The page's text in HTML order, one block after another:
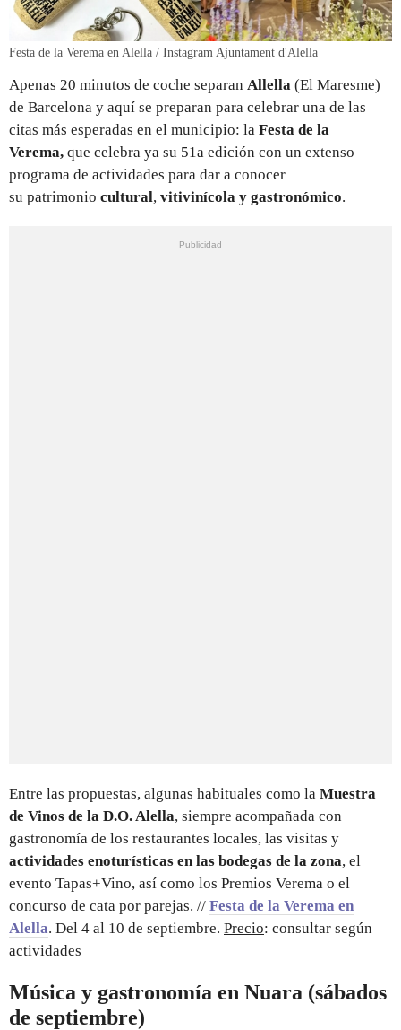
Festa de la Verema en Alella / Instagram Ajuntament d'Alella
Apenas 20 minutos de coche separan Allella (El Maresme)
de Barcelona y aquí se preparan para celebrar una de las
citas más esperadas en el municipio: la Festa de la
Verema, que celebra ya su 51a edición con un extenso
programa de actividades para dar a conocer
su patrimonio cultural, vitivinícola y gastronómico.
Entre las propuestas, algunas habituales como la Muestra
de Vinos de la D.O. Alella, siempre acompañada con
gastronomía de los restaurantes locales, las visitas y
actividades enoturísticas en las bodegas de la zona, el
evento Tapas+Vino, así como los Premios Verema o el
concurso de cata por parejas. // Festa de la Verema en
Alella. Del 4 al 10 de septiembre. Precio: consultar según
actividades
Música y gastronomía en Nuara (sábados
de septiembre)